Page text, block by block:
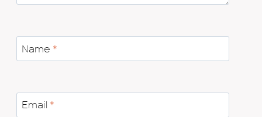
Name *
Email *